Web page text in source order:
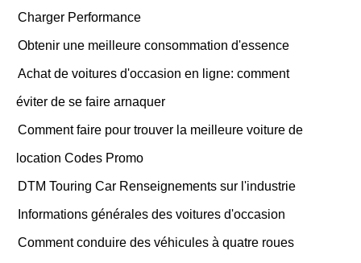
Charger Performance
Obtenir une meilleure consommation d'essence
Achat de voitures d'occasion en ligne: comment
éviter de se faire arnaquer
Comment faire pour trouver la meilleure voiture de
location Codes Promo
DTM Touring Car Renseignements sur l'industrie
Informations générales des voitures d'occasion
Comment conduire des véhicules à quatre roues